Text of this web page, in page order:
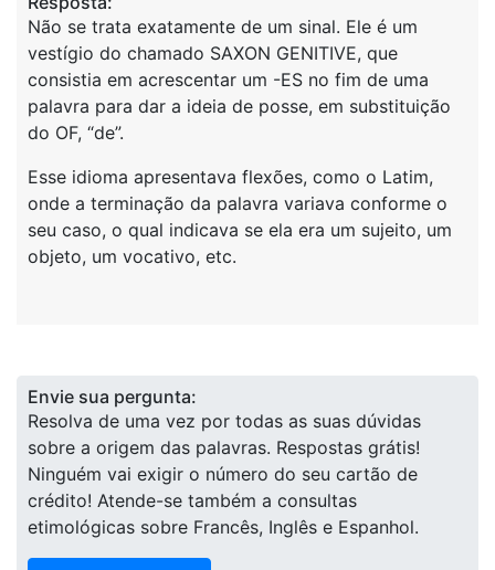
Não se trata exatamente de um sinal. Ele é um
vestígio do chamado SAXON GENITIVE, que
consistia em acrescentar um -ES no fim de uma
palavra para dar a ideia de posse, em substituição
do OF, “de”.
Esse idioma apresentava flexões, como o Latim,
onde a terminação da palavra variava conforme o
seu caso, o qual indicava se ela era um sujeito, um
objeto, um vocativo, etc.
Envie sua pergunta:
Resolva de uma vez por todas as suas dúvidas
sobre a origem das palavras. Respostas grátis!
Ninguém vai exigir o número do seu cartão de
crédito! Atende-se também a consultas
etimológicas sobre Francês, Inglês e Espanhol.